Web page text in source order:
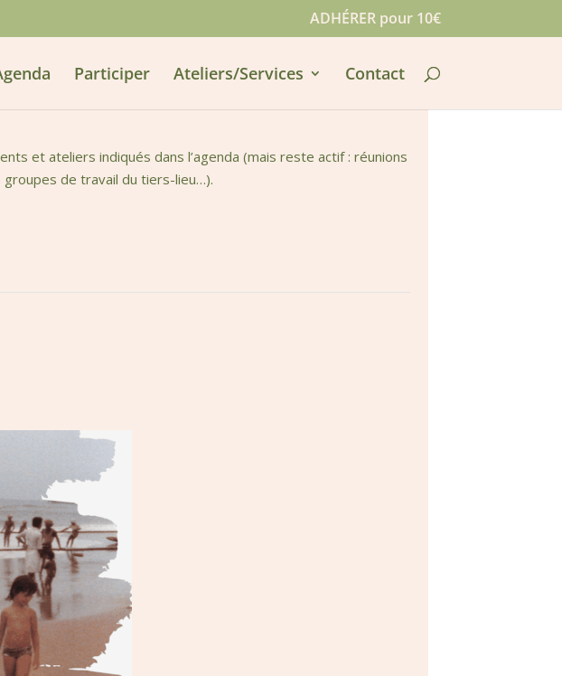
ADHÉRER pour 10€
Participer Ateliers/Services Contact
et ateliers indiqués dans l’agenda (mais reste actif : réunions
de travail du tiers-lieu…).